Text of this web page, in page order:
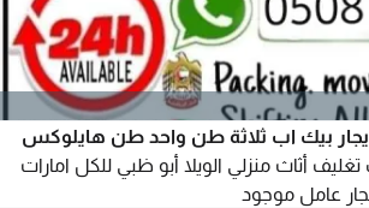
بيك اب ثلاثة طن واحد طن هايلوكس
أثاث منزلي الويلا أبو ظبي للكل امارات